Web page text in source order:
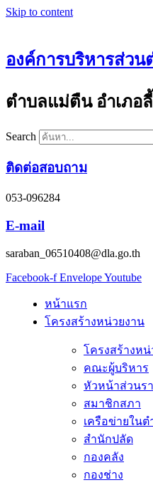
Skip to content
องค์การบริหารส่วน
ตำบลแม่ตืน อำเภอ
Search
ติดต่อสอบถาม
053-096284
E-mail
saraban_06510408@dla.go.th
Facebook-f EnvelopeYoutube
หน้าแรก
โครงสร้างหน่วยงาน
โครงสร้างหน่
คณะผู้บริหาร
หัวหน้าส่วนร
สมาชิกสภา
เครือข่ายในต
สำนักปลัด
กองคลัง
กองช่าง